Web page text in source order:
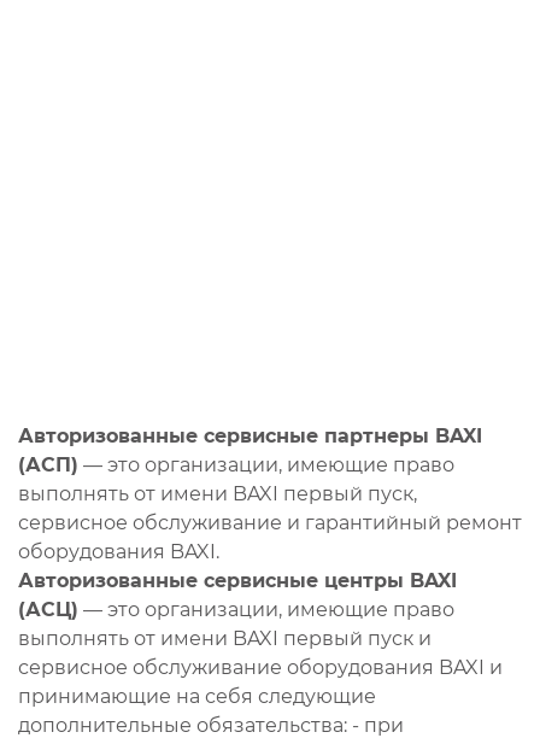
Авторизованные сервисные партнеры BAXI
(АСП) — это организации, имеющие право
выполнять от имени BAXI первый пуск,
сервисное обслуживание и гарантийный ремонт
оборудования BAXI.
Авторизованные сервисные центры BAXI
(АСЦ) — это организации, имеющие право
выполнять от имени BAXI первый пуск и
сервисное обслуживание оборудования BAXI и
принимающие на себя следующие
дополнительные обязательства: - при